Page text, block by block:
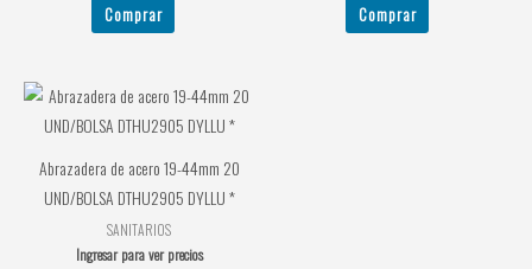
Comprar Comprar
Abrazadera de acero 19-44mm 20
UND/BOLSA DTHU2905 DYLLU *
SANITARIOS
Ingresar para ver precios